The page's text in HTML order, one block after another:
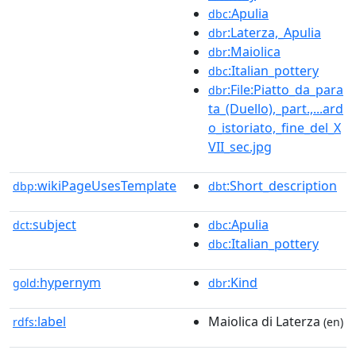
dbc:Apulia
dbr:Laterza,_Apulia
dbr:Maiolica
dbc:Italian_pottery
dbr:File:Piatto_da_para
ta_(Duello),_part.,...ard
o_istoriato,_fine_del_X
VII_sec.jpg
dbp:wikiPageUsesTemplate dbt:Short_description
dct:subject dbc:Apulia
dbc:Italian_pottery
gold:hypernym dbr:Kind
rdfs:label Maiolica di Laterza (en)